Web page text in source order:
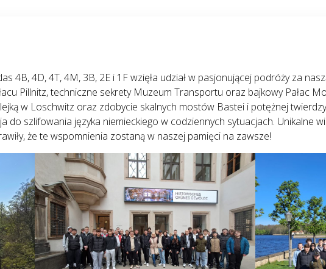
4B, 4D, 4T, 4M, 3B, 2E i 1F wzięła udział w pasjonującej podróży za
Pillnitz, techniczne sekrety Muzeum Transportu oraz bajkowy Pałac
w Loschwitz oraz zdobycie skalnych mostów Bastei i potężnej
do szlifowania języka niemieckiego w codziennych sytuacjach. Unikalne
że te wspomnienia zostaną w naszej pamięci na zawsze!